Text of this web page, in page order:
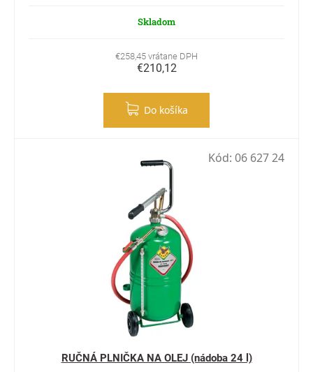
Skladom
€258,45 vrátane DPH
€210,12
Do košíka
RUČNÁ PLNIČKA NA OLEJ (nádoba 24 l)
Kód: 06 627 24